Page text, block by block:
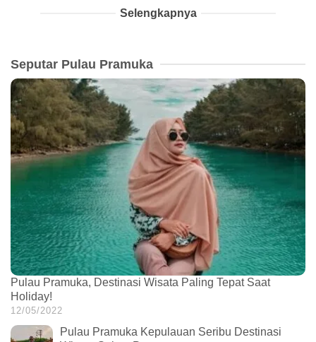
Selengkapnya
Seputar Pulau Pramuka
Pulau Pramuka, Destinasi Wisata Paling Tepat Saat
Holiday!
12/05/2022
Pulau Pramuka Kepulauan Seribu Destinasi